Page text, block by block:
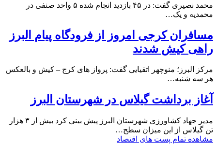
محمد نصیری گفت: در ۴۵ بازدید انجام شده ۵ واحد صنفی در
محمدیه و یک…
مسافران کرجی امروز از فرودگاه پیام البرز
راهی کیش شدند
مرکز البرز؛ منوچهر اتقیایی گفت: پرواز های کرج – کیش و بالعکس
هر سه شنبه…
آغاز برداشت گیلاس در شهرستان البرز
مدیر جهاد کشاورزی شهرستان البرز پیش بینی کرد بیش از ۳ هزار
تن گیلاس از این میزان سطح…
مشاهده تمام پست های اقتصاد